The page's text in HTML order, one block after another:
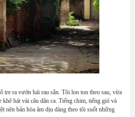
tre ra vườn hái rau sắn. Tôi lon ton theo sau, vừa
khẽ hát vài câu dân ca. Tiếng chim, tiếng gió và
nên bản hòa âm dịu dàng theo tôi suốt những